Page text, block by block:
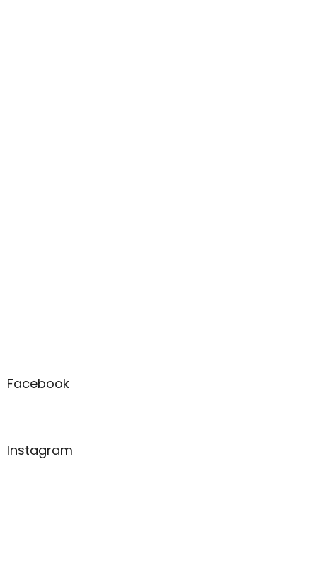
Facebook
Instagram